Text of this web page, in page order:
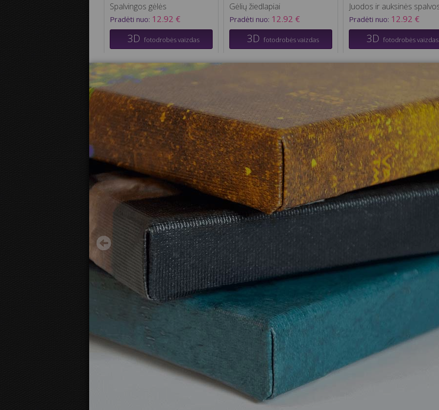
Spalvingos gėlės
Pradėti nuo: 12.92 €
3D fotodrobės vaizdas
Gėlių žiedlapiai
Pradėti nuo: 12.92 €
3D fotodrobės vaizdas
Pradėti nuo: 12.92 €
3D fotodrobės vaizdas
Ramunėlės
Pradėti nuo:13.70 €
3D fotodrobės vaizdas